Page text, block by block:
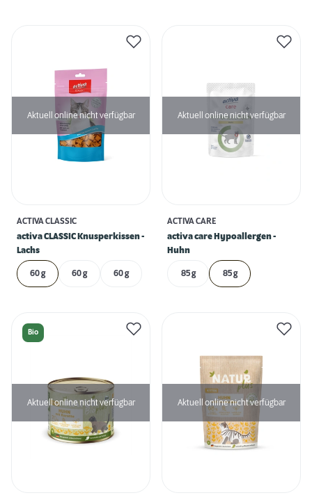
Aktuell online nicht verfügbar
ACTIVA CLASSIC
activa CLASSIC Knusperkissen -
Lachs
60 g 60 g 60 g
Aktuell online nicht verfügbar
ACTIVA CARE
activa care Hypoallergen -
Huhn
85 g 85 g
Bio
Aktuell online nicht verfügbar Aktuell online nicht verfügbar